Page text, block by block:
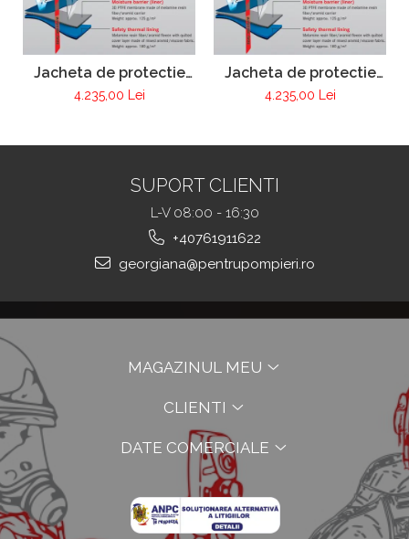
Jacheta de protectie
FIRE MAX 3 albastru
inchis, NOMEX®
4.235,00 Lei
Jacheta de protectie
FIRE MAX 3 galben,
NOMEX® Tought
4.235,00 Lei
SUPORT CLIENTI
L-V 08:00 - 16:30
+40761911622
georgiana@pentrupompieri.ro
MAGAZINUL MEU
CLIENTI
DATE COMERCIALE